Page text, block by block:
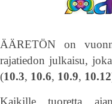
ÄÄRETÖN on
rajatiedon julkaisu,
(10.3, 10.6, 10.9, 10.12
Kaikille tuoretta